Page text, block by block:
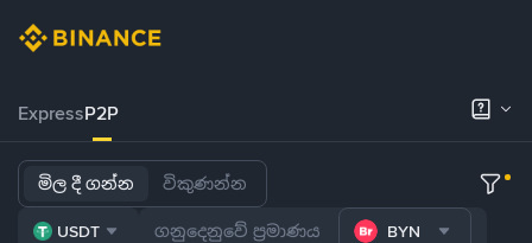
ExpressP2P
මිල දී ගන්න විකුණන්න
USDT BYN